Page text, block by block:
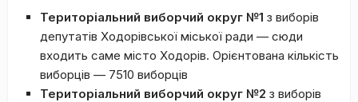
Територіальний виборчий округ №1 з виборів
депутатів Ходорівської міської ради — сюди
входить саме місто Ходорів. Орієнтована кількість
виборців — 7510 виборців
Територіальний виборчий округ №2 з виборів